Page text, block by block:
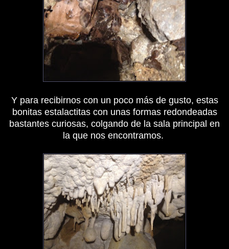
Y para recibirnos con un poco más de gusto, estas
bonitas estalactitas con unas formas redondeadas
bastantes curiosas, colgando de la sala principal en
la que nos encontramos.